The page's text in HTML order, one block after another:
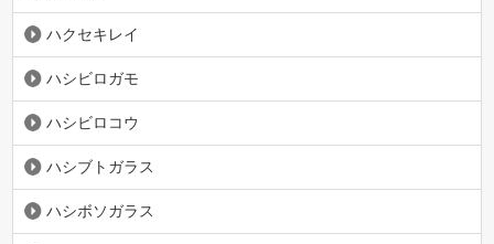
ハクセキレイ
ハシビロガモ
ハシビロコウ
ハシブトガラス
ハシボソガラス